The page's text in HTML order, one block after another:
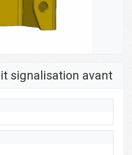
signalisation avant